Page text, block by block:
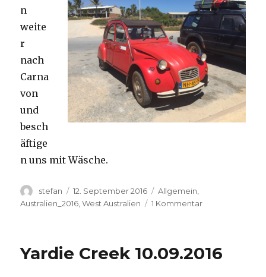
n
weite
r
nach
Carna
von
und
besch
äftige
n uns mit Wäsche.
Autor
stefan
Veröffentlicht
am
12. September 2016 Kategorien
Allgemein
Australien_2016 ,West Australien 1 Kommentarzu
Yardie Creek 10.09.2016